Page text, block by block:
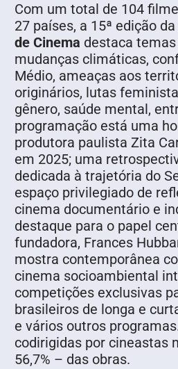
Com um total de 104
27 países, a 15ª edição da
de Cinema destaca
mudanças climáticas,
Médio, ameaças aos
originários, lutas
gênero, saúde mental,
programação está uma
produtora paulista Zita
em 2025; uma
dedicada à trajetória do
espaço privilegiado de
cinema documentário e
destaque para o papel
fundadora, Frances
mostra contemporânea
cinema socioambiental
competições exclusivas
brasileiros de longa e
e vários outros
codirigidas por cineastas
56,7% – das obras.